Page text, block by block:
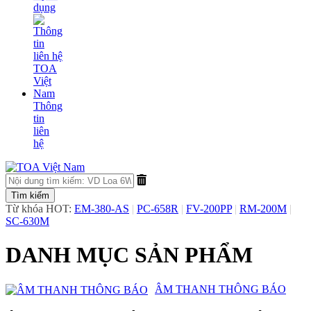
dụng
Thông
tin
liên
hệ
Từ khóa HOT: EM-380-AS | PC-658R | FV-200PP | RM-200M |
SC-630M
DANH MỤC SẢN PHẨM
​ÂM THANH THÔNG BÁO